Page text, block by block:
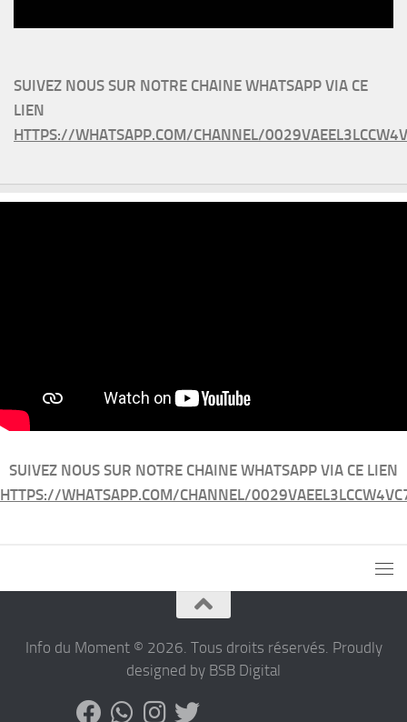
SUIVEZ NOUS SUR NOTRE CHAINE WHATSAPP VIA CE
LIEN
HTTPS://WHATSAPP.COM/CHANNEL/
SUIVEZ NOUS SUR NOTRE CHAINE WHATSAPP VIA CE LIEN
HTTPS://WHATSAPP.COM/CHANNEL/
Info du Moment © 2026. Tous droits réservés. Proudly
designed by BSB Digital